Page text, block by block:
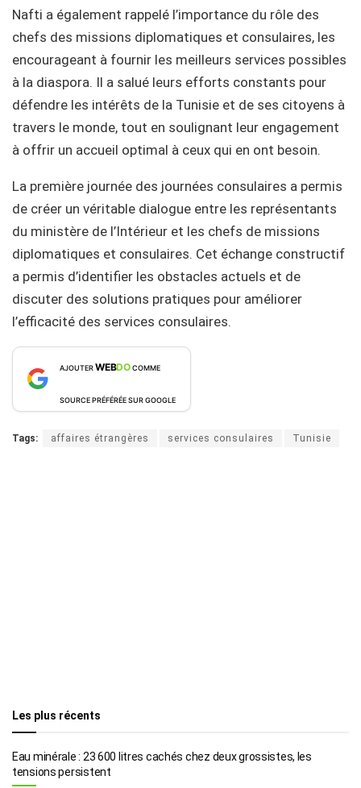
Nafti a également rappelé l’importance du rôle des
chefs des missions diplomatiques et consulaires, les
encourageant à fournir les meilleurs services possibles
à la diaspora. Il a salué leurs efforts constants pour
défendre les intérêts de la Tunisie et de ses citoyens à
travers le monde, tout en soulignant leur engagement
à offrir un accueil optimal à ceux qui en ont besoin.
La première journée des journées consulaires a permis
de créer un véritable dialogue entre les représentants
du ministère de l’Intérieur et les chefs de missions
diplomatiques et consulaires. Cet échange constructif
a permis d’identifier les obstacles actuels et de
discuter des solutions pratiques pour améliorer
l’efficacité des services consulaires.
AJOUTERWEBDOCOMME
SOURCE PRÉFÉRÉE SUR GOOGLE
Tags: affaires étrangères services consulaires Tunisie
Les plus récents
Eau minérale : 23 600 litres cachés chez deux grossistes, les
tensions persistent